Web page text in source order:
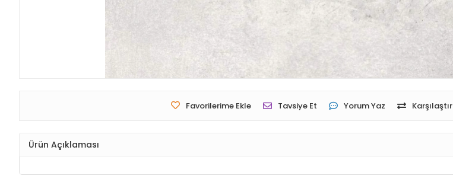
Favorilerime Ekle Tavsiye Et Yorum Yaz Karşılaştır
Ürün Açıklaması